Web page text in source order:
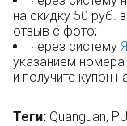
на скидку 50 руб.
отзыв с фото;
через систему
указанием
и получите купон
Теги: Quanguan,